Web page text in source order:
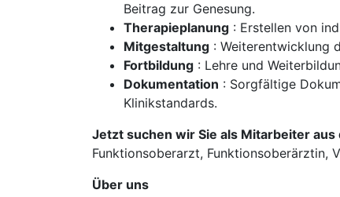
Beitrag zur Genesung.
Therapieplanung : Erstellen von
Mitgestaltung : Weiterentwicklung
Fortbildung : Lehre und
Dokumentation : Sorgfältige
Klinikstandards.
Jetzt suchen wir Sie als Mitarbeiter aus
Funktionsoberarzt, Funktionsoberärztin,
Über uns